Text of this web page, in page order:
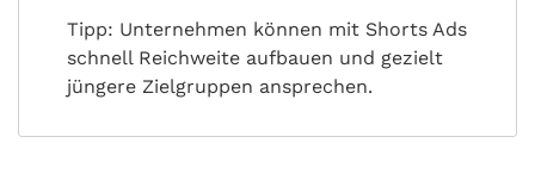
Tipp: Unternehmen können mit Shorts Ads
schnell Reichweite aufbauen und gezielt
jüngere Zielgruppen ansprechen.